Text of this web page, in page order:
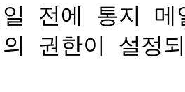
전에 통지
의 권한이 설정